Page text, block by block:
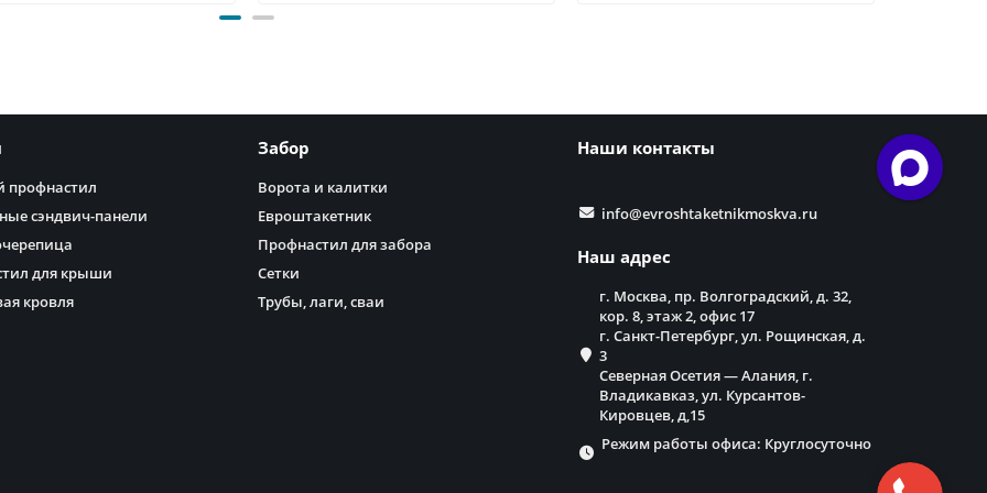
профнастил
сэндвич-панели
для крыши
кровля
Забор
Ворота и калитки
Евроштакетник
Профнастил для забора
Сетки
Трубы, лаги, сваи
Наши контакты
info@evroshtaketnikmoskva.ru
Наш адрес
г. Москва, пр. Волгоградский, д. 32,
кор. 8, этаж 2, офис 17
г. Санкт-Петербург, ул. Рощинская, д.
3
Северная Осетия — Алания, г.
Владикавказ, ул. Курсантов-
Кировцев, д,15
Режим работы офиса: Круглосуточно